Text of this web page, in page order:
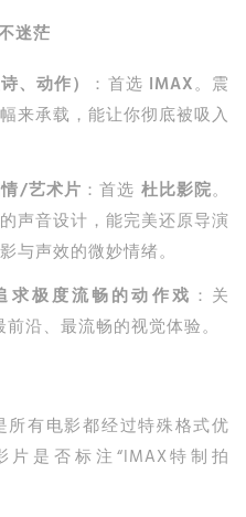
迷茫
、动作）
：首选 IMAX。震
来承载，能让你彻底被吸入
/艺术片 ：首选 杜比影院。
声音设计，能完美还原导演
与声效的微妙情绪。
求极度流畅的动作戏 ：关
沿、最流畅的视觉体验。
所有电影都经过特殊格式优
是否标注“IMAX特制拍